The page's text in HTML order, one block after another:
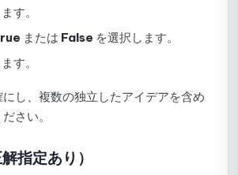
問題を編集または削除するためのガイド
グループの管理ガイド
編集、削除
す。
または False を選択します。
す。
し、複数の独立したアイデアを含め
さい。
指定あり）